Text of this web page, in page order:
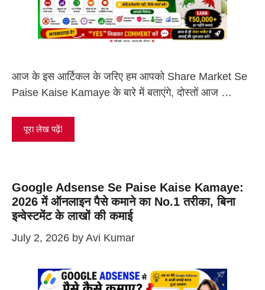
आज के इस आर्टिकल के जरिए हम आपको Share Market Se
Paise Kaise Kamaye के बारे में बताएंगे, दोस्तों आज …
पूरा लेख पढ़ें!
Google Adsense Se Paise Kaise Kamaye:
2026 में ऑनलाइन पैसे कमाने का No.1 तरीका, बिना
इन्वेस्टमेंट के लाखों की कमाई
July 2, 2026 by Avi Kumar